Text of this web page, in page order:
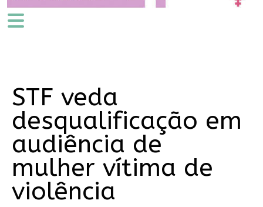
STF veda
desqualificação em
audiência de
mulher vítima de
violência